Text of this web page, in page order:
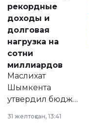
рекордные
доходы и
долговая
нагрузка на
сотни
миллиардов
Маслихат
Шымкента
утвердил бюджет
2028 годы.
31 желтоқсан, 13:41